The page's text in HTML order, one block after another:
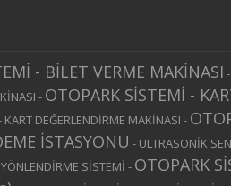
- BİLET VERME MAKİNASI -
- OTOPARK SİSTEMİ -
DEĞERLENDİRME MAKİNASI -
İSTASYONU - ULTRASONİK
SİSTEMİ - OTOPARK